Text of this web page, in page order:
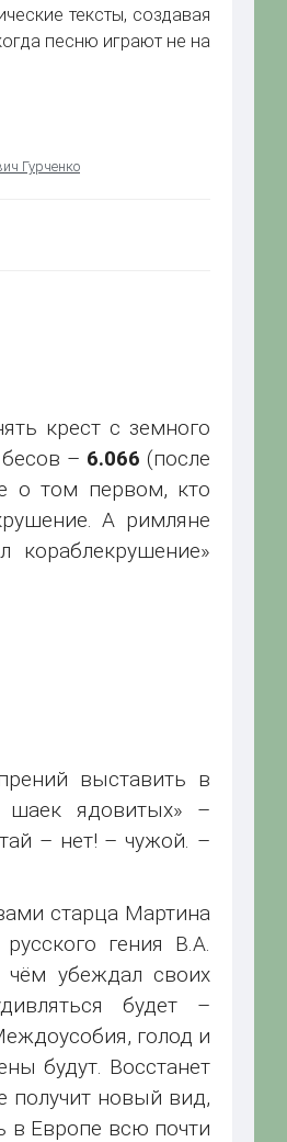
тексты, создавая
песню играют не на
Гурченко
крест с земного
– 6.066 (после
о том первом, кто
А римляне
кораблекрушение»
выставить в
шаек ядовитых» –
– нет! – чужой. –
старца Мартина
гения В.А.
чём убеждал своих
будет –
голод и
будут. Восстанет
получит новый вид,
в Европе всю почти